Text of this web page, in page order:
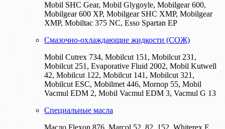
Mobil SHC Gear, Mobil Glygoyle, Mobilgear 600,
Mobilgear 600 XP, Mobilgear SHC XMP, Mobilgear
XМP, Mobiltac 375 NC, Esso Spartan EP
Смазочно-охлаждающие жидкости (СОЖ)
Mobil Cutrex 734, Mobilcut 151, Mobilcut 231,
Mobilcut 251, Evaporative Fluid 2002, Mobil Kutwell
42, Mobilcut 122, Mobilcut 141, Mobilcut 321,
Mobilcut ESC, Mobilmet 446, Mornop 55, Mobil
Vacmul EDM 2, Mobil Vacmul EDM 3, Vacmul G 13
Специальные масла
Масло Flexon 876, Marcol 52, 82, 152, Whiterex E